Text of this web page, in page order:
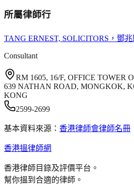
所屬律師行
TANG ERNEST, SOLICITORS ，鄧
Consultant
RM 1605, 16/F, OFFICE TOWER
639 NATHAN ROAD, MONGKOK,
KONG
2599-2699
基本資料來源： 香港律師會律師名冊
香港搵律師網
香港律師目錄及評價平台。
幫你搵到合適的律師。